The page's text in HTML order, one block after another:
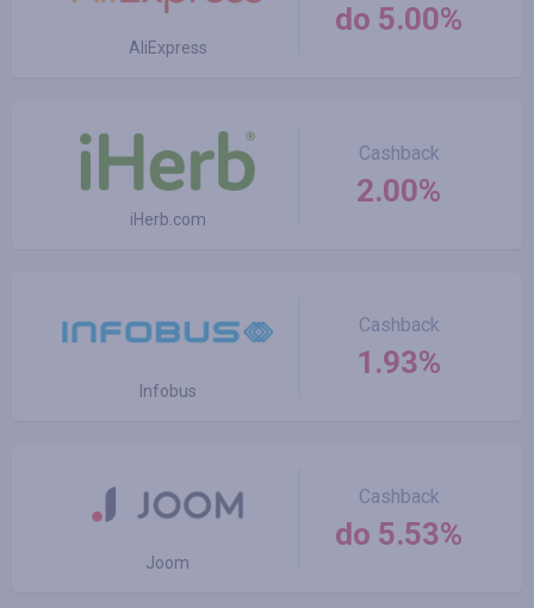
AliExpress
do 5.00%
iHerb.com
Cashback
2.00%
Infobus
Cashback
1.93%
Joom
Cashback
do 5.53%